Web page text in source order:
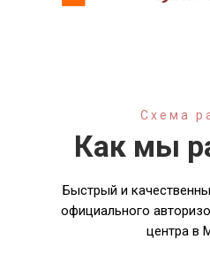
Как мы
Быстрый и
официального
центра в
Схема